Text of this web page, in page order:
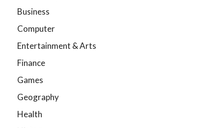
Business
Computer
Entertainment & Arts
Finance
Games
Geography
Health